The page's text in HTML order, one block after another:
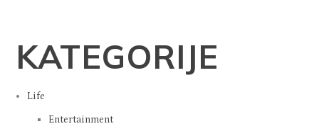
KATEGORIJE
Life
Entertainment